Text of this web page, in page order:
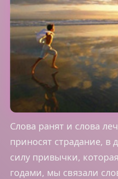
Слова ранят и слова
приносят страдание, в
силу привычки,
годами, мы связали